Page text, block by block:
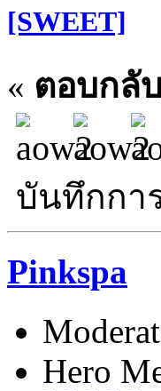
[SWEET]
« ตอบกลับ
บันทึกกา
Pinkspa
Hero